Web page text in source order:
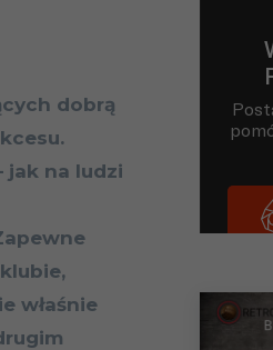
dobrą
jak na ludzi
właśnie